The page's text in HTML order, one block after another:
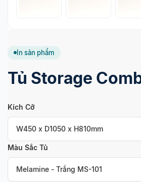
In sản phẩm
Tủ Storage
Kích Cỡ
W450 x D1050 x H810mm
Màu Sắc Tủ
Melamine - Trắng MS-101